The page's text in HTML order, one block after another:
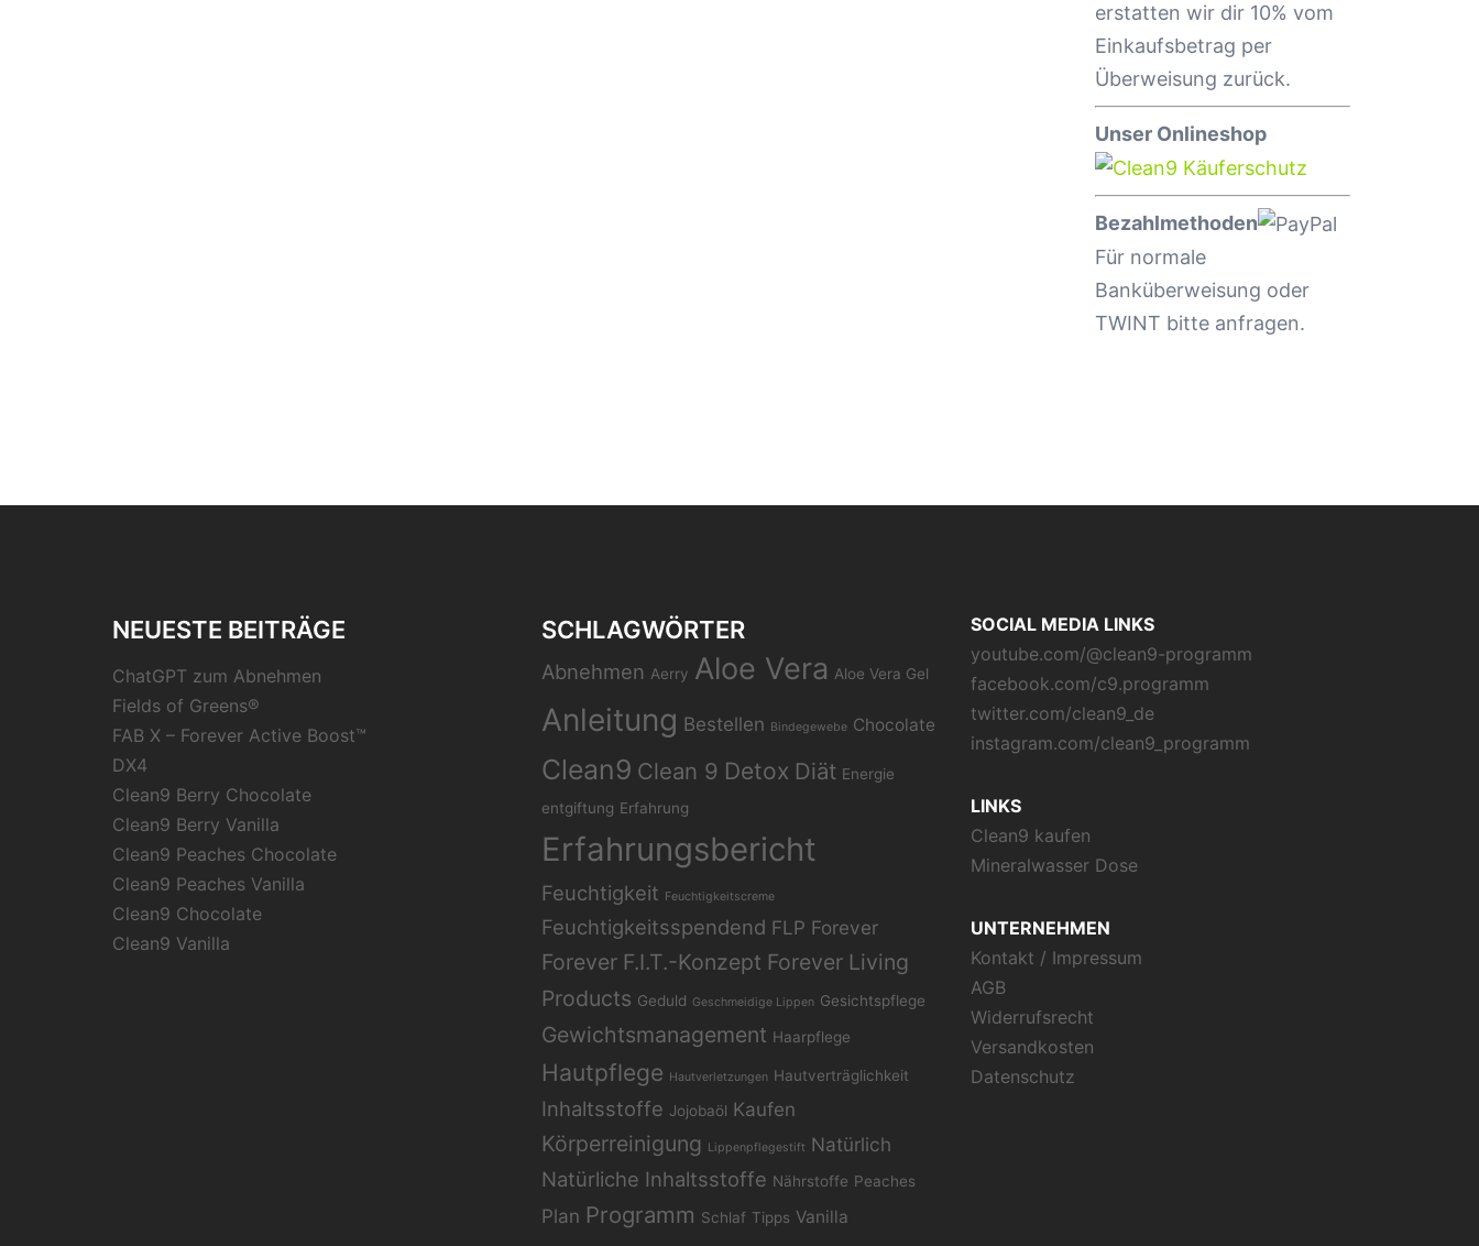
erstatten wir dir 10% vom
Einkaufsbetrag per
Überweisung zurück.
Unser Onlineshop
Bezahlmethoden
Für normale
Banküberweisung oder
TWINT bitte anfragen.
NEUESTE BEITRÄGE
ChatGPT zum Abnehmen
Fields of Greens®
FAB X – Forever Active Boost™
DX4
Clean9 Berry Chocolate
Clean9 Berry Vanilla
Clean9 Peaches Chocolate
Clean9 Peaches Vanilla
Clean9 Chocolate
Clean9 Vanilla
SCHLAGWÖRTER
Abnehmen Aerry Aloe Vera Aloe Vera Gel
Anleitung Bestellen Bindegewebe Chocolate
Clean9 Clean 9 Detox Diät Energie
entgiftung Erfahrung
Erfahrungsbericht
Feuchtigkeit Feuchtigkeitscreme
Feuchtigkeitsspendend FLP Forever
Forever F.I.T.-Konzept Forever Living
Products Geduld Geschmeidige Lippen Gesichtspflege
Gewichtsmanagement Haarpflege
Hautpflege Hautverletzungen Hautverträglichkeit
Inhaltsstoffe Jojobaöl Kaufen
Körperreinigung Lippenpflegestift Natürlich
Natürliche Inhaltsstoffe Nährstoffe Peaches
Plan Programm Schlaf Tipps Vanilla
SOCIAL MEDIA LINKS
youtube.com/@clean9-programm
facebook.com/c9.programm
twitter.com/clean9_de
instagram.com/clean9_programm
LINKS
Clean9 kaufen
Mineralwasser Dose
UNTERNEHMEN
Kontakt / Impressum
AGB
Widerrufsrecht
Versandkosten
Datenschutz